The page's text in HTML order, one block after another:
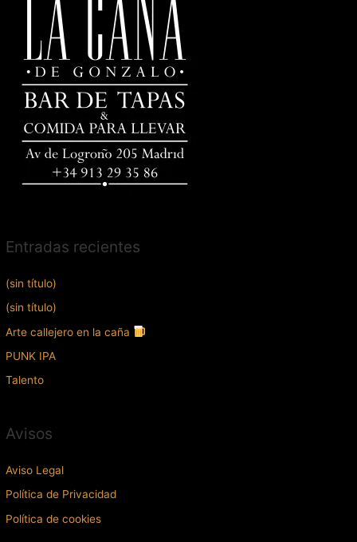
Entradas recientes
(sin título)
(sin título)
Arte callejero en la caña
PUNK IPA
Talento
Avisos
Aviso Legal
Política de Privacidad
Política de cookies